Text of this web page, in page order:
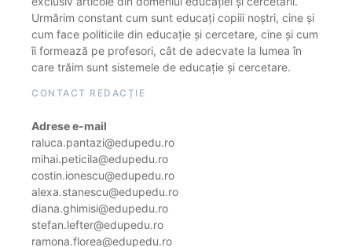
Urmărim constant cum sunt educați copiii noștri, cine și
cum face politicile din educație și cercetare, cine și cum
îi formează pe profesori, cât de adecvate la lumea în
care trăim sunt sistemele de educație și cercetare.
CONTACT REDACȚIE
Adrese e-mail
raluca.pantazi@edupedu.ro
mihai.peticila@edupedu.ro
costin.ionescu@edupedu.ro
alexa.stanescu@edupedu.ro
diana.ghimisi@edupedu.ro
stefan.lefter@edupedu.ro
ramona.florea@edupedu.ro